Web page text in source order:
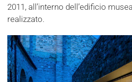
2011, all’interno dell’edificio
realizzato.